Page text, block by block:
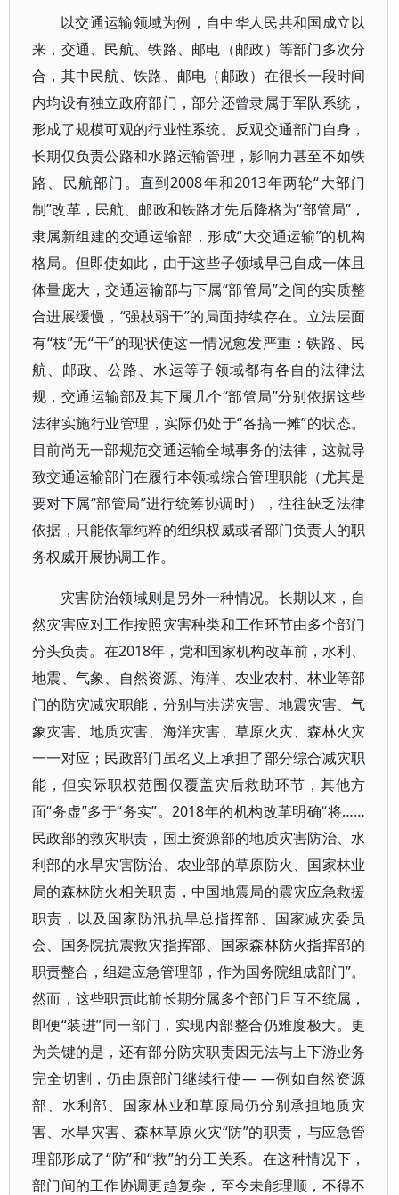
以交通运输领域为例，自中华人民共和国成立以
来，交通、民航、铁路、邮电（邮政）等部门多次分
合，其中民航、铁路、邮电（邮政）在很长一段时间
内均设有独立政府部门，部分还曾隶属于军队系统，
形成了规模可观的行业性系统。反观交通部门自身，
长期仅负责公路和水路运输管理，影响力甚至不如铁
路、民航部门。直到2008年和2013年两轮“大部门
制”改革，民航、邮政和铁路才先后降格为“部管局”，
隶属新组建的交通运输部，形成“大交通运输”的机构
格局。但即使如此，由于这些子领域早已自成一体且
体量庞大，交通运输部与下属“部管局”之间的实质整
合进展缓慢，“强枝弱干”的局面持续存在。立法层面
有“枝”无“干”的现状使这一情况愈发严重：铁路、民
航、邮政、公路、水运等子领域都有各自的法律法
规，交通运输部及其下属几个“部管局”分别依据这些
法律实施行业管理，实际仍处于“各搞一摊”的状态。
目前尚无一部规范交通运输全域事务的法律，这就导
致交通运输部门在履行本领域综合管理职能（尤其是
要对下属“部管局”进行统筹协调时），往往缺乏法律
依据，只能依靠纯粹的组织权威或者部门负责人的职
务权威开展协调工作。
灾害防治领域则是另外一种情况。长期以来，自
然灾害应对工作按照灾害种类和工作环节由多个部门
分头负责。在2018年，党和国家机构改革前，水利、
地震、气象、自然资源、海洋、农业农村、林业等部
门的防灾减灾职能，分别与洪涝灾害、地震灾害、气
象灾害、地质灾害、海洋灾害、草原火灾、森林火灾
一一对应；民政部门虽名义上承担了部分综合减灾职
能，但实际职权范围仅覆盖灾后救助环节，其他方
面“务虚”多于“务实”。2018年的机构改革明确“将……
民政部的救灾职责，国土资源部的地质灾害防治、水
利部的水旱灾害防治、农业部的草原防火、国家林业
局的森林防火相关职责，中国地震局的震灾应急救援
职责，以及国家防汛抗旱总指挥部、国家减灾委员
会、国务院抗震救灾指挥部、国家森林防火指挥部的
职责整合，组建应急管理部，作为国务院组成部门”。
然而，这些职责此前长期分属多个部门且互不统属，
即便“装进”同一部门，实现内部整合仍难度极大。更
为关键的是，还有部分防灾职责因无法与上下游业务
完全切割，仍由原部门继续行使— —例如自然资源
部、水利部、国家林业和草原局仍分别承担地质灾
害、水旱灾害、森林草原火灾“防”的职责，与应急管
理部形成了“防”和“救”的分工关系。在这种情况下，
部门间的工作协调更趋复杂，至今未能理顺，不得不